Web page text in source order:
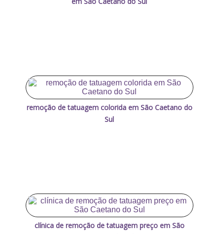
remoção de tatuagem colorida em São Caetano do
Sul
clínica de remoção de tatuagem preço em São